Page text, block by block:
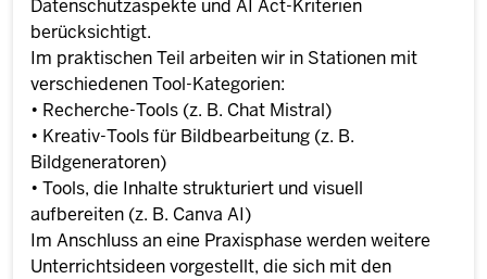
Datenschutzaspekte und AI Act-Kriterien
berücksichtigt.
Im praktischen Teil arbeiten wir in Stationen mit
verschiedenen Tool-Kategorien:
• Recherche-Tools (z. B. Chat Mistral)
• Kreativ-Tools für Bildbearbeitung (z. B.
Bildgeneratoren)
• Tools, die Inhalte strukturiert und visuell
aufbereiten (z. B. Canva AI)
Im Anschluss an eine Praxisphase werden weitere
Unterrichtsideen vorgestellt, die sich mit den